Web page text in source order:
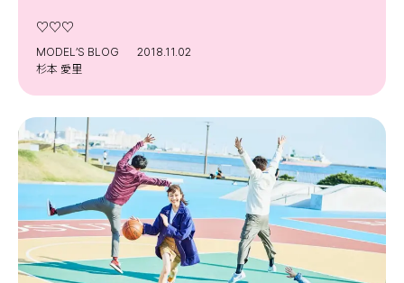
♡♡♡
MODEL’S BLOG
2018.11.02
杉本 愛里